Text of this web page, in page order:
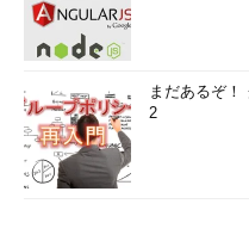
まだあるぞ！
2